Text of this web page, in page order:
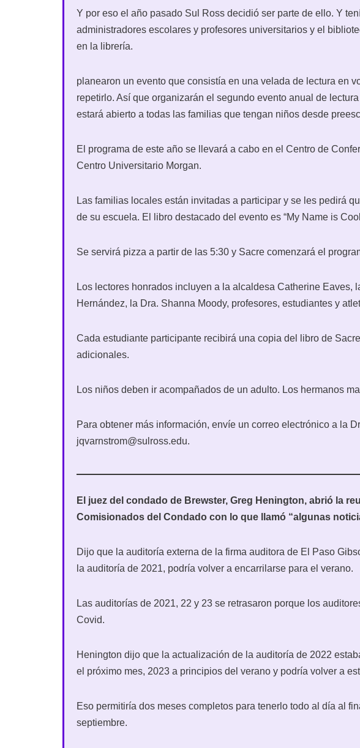
Y por eso el año pasado Sul Ross decidió ser parte de ello. Y
administradores escolares y profesores universitarios y el
en la librería.
planearon un evento que consistía en una velada de lectura en
repetirlo. Así que organizarán el segundo evento anual de
estará abierto a todas las familias que tengan niños desde
El programa de este año se llevará a cabo en el Centro de
Centro Universitario Morgan.
Las familias locales están invitadas a participar y se les pedirá
de su escuela. El libro destacado del evento es “My Name is
Se servirá pizza a partir de las 5:30 y Sacre comenzará el
Los lectores honrados incluyen a la alcaldesa Catherine Eaves,
Hernández, la Dra. Shanna Moody, profesores, estudiantes y
Cada estudiante participante recibirá una copia del libro de
adicionales.
Los niños deben ir acompañados de un adulto. Los hermanos
Para obtener más información, envíe un correo electrónico a la
jqvarnstrom@sulross.edu.
El juez del condado de Brewster, Greg Henington, abrió la
Comisionados del Condado con lo que llamó “algunas
Dijo que la auditoría externa de la firma auditora de El Paso
la auditoría de 2021, podría volver a encarrilarse para el verano.
Las auditorías de 2021, 22 y 23 se retrasaron porque los
Covid.
Henington dijo que la actualización de la auditoría de 2022
el próximo mes, 2023 a principios del verano y podría volver a
Eso permitiría dos meses completos para tenerlo todo al día al
septiembre.